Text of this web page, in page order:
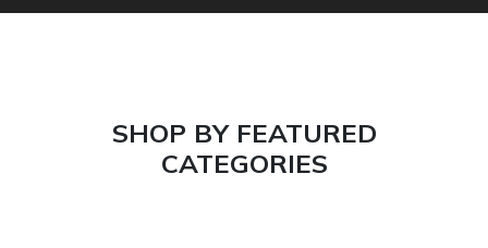
SHOP BY FEATURED
CATEGORIES